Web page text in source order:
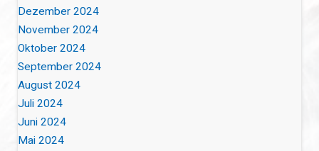
Dezember 2024
November 2024
Oktober 2024
September 2024
August 2024
Juli 2024
Juni 2024
Mai 2024